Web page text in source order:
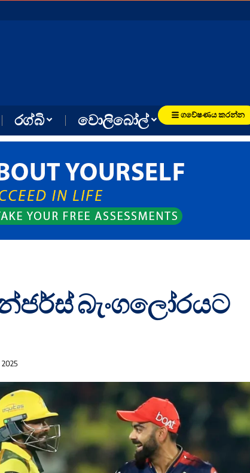
රග්බි වොලිබෝල් ගවේෂණය කරන්න
බැංගලෝරයට